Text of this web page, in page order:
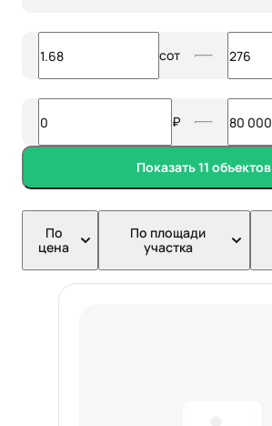
сот
₽
Показать 11 объектов
По
цена
По площади
участка